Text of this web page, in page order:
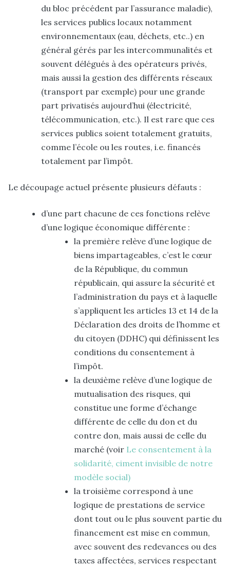
du bloc précédent par l’assurance maladie),
les services publics locaux notamment
environnementaux (eau, déchets, etc..) en
général gérés par les intercommunalités et
souvent délégués à des opérateurs privés,
mais aussi la gestion des différents réseaux
(transport par exemple) pour une grande
part privatisés aujourd’hui (électricité,
télécommunication, etc.). Il est rare que ces
services publics soient totalement gratuits,
comme l’école ou les routes, i.e. financés
totalement par l’impôt.
Le découpage actuel présente plusieurs défauts :
d’une part chacune de ces fonctions relève
d’une logique économique différente :
la première relève d’une logique de
biens impartageables, c’est le cœur
de la République, du commun
républicain, qui assure la sécurité et
l’administration du pays et à laquelle
s’appliquent les articles 13 et 14 de la
Déclaration des droits de l’homme et
du citoyen (DDHC) qui définissent les
conditions du consentement à
l’impôt.
la deuxième relève d’une logique de
mutualisation des risques, qui
constitue une forme d’échange
différente de celle du don et du
contre don, mais aussi de celle du
marché (voir Le consentement à la
solidarité, ciment invisible de notre
modèle social)
la troisième correspond à une
logique de prestations de service
dont tout ou le plus souvent partie du
financement est mise en commun,
avec souvent des redevances ou des
taxes affectées, services respectant